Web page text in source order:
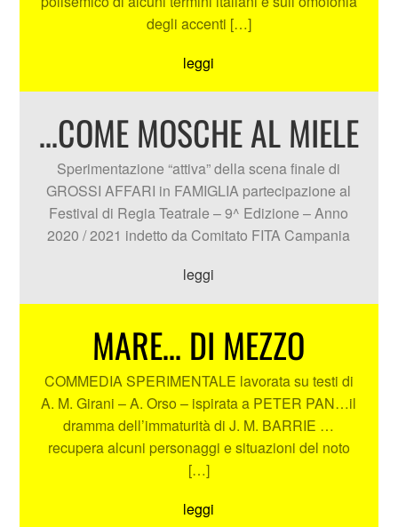
degli accenti […]
leggi
…COME MOSCHE AL MIELE
Sperimentazione “attiva” della scena finale di
GROSSI AFFARI in FAMIGLIA partecipazione al
Festival di Regia Teatrale – 9^ Edizione – Anno
2020 / 2021 indetto da Comitato FITA Campania
leggi
MARE… DI MEZZO
COMMEDIA SPERIMENTALE lavorata su testi di
A. M. Girani – A. Orso – ispirata a PETER PAN…il
dramma dell’immaturità di J. M. BARRIE …
recupera alcuni personaggi e situazioni del noto
[…]
leggi